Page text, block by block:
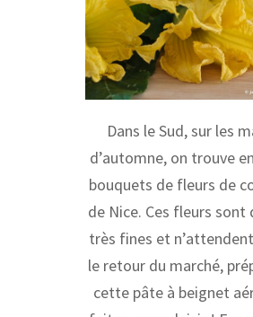
Dans le Sud, sur les
d’automne, on trouve
bouquets de fleurs de
de Nice. Ces fleurs sont
très fines et
le retour du marché,
cette pâte à beignet